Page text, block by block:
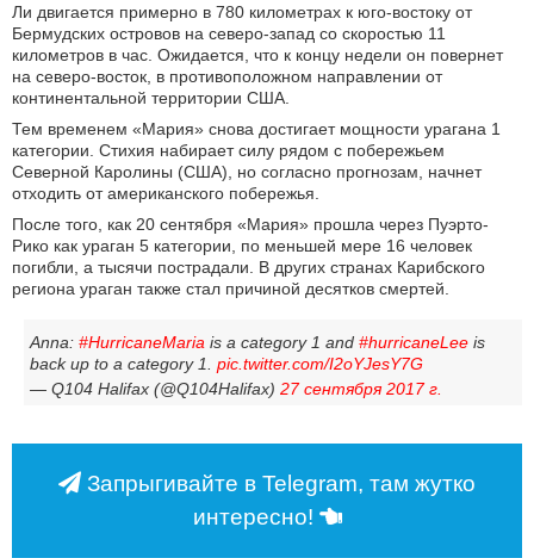
Ли двигается примерно в 780 километрах к юго-востоку от
Бермудских островов на северо-запад со скоростью 11
километров в час. Ожидается, что к концу недели он повернет
на северо-восток, в противоположном направлении от
континентальной территории США.
Тем временем «Мария» снова достигает мощности урагана 1
категории. Стихия набирает силу рядом с побережьем
Северной Каролины (США), но согласно прогнозам, начнет
отходить от американского побережья.
После того, как 20 сентября «Мария» прошла через Пуэрто-
Рико как ураган 5 категории, по меньшей мере 16 человек
погибли, а тысячи пострадали. В других странах Карибского
региона ураган также стал причиной десятков смертей.
Anna: #HurricaneMaria is a category 1 and #hurricaneLee is
back up to a category 1. pic.twitter.com/I2oYJesY7G
— Q104 Halifax (@Q104Halifax) 27 сентября 2017 г.
Запрыгивайте в Telegram, там жутко
интересно!